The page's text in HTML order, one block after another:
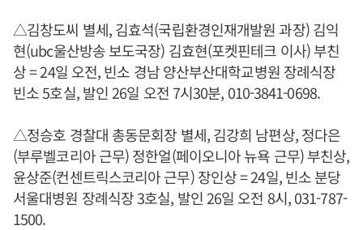
△김창도씨 별세, 김효석(국립환경인재개발원 과장) 김익
현(ubc울산방송 보도국장) 김효현(포켓핀테크 이사) 부친
상 = 24일 오전, 빈소 경남 양산부산대학교병원 장례식장
빈소 5호실, 발인 26일 오전 7시30분, 010-3841-0698.
△정승호 경찰대 총동문회장 별세, 김강희 남편상, 정다은
(부루벨코리아 근무) 정한얼(페이오니아 뉴욕 근무) 부친상,
윤상준(컨센트릭스코리아 근무) 장인상 = 24일, 빈소 분당
서울대병원 장례식장 3호실, 발인 26일 오전 8시, 031-787-
1500.